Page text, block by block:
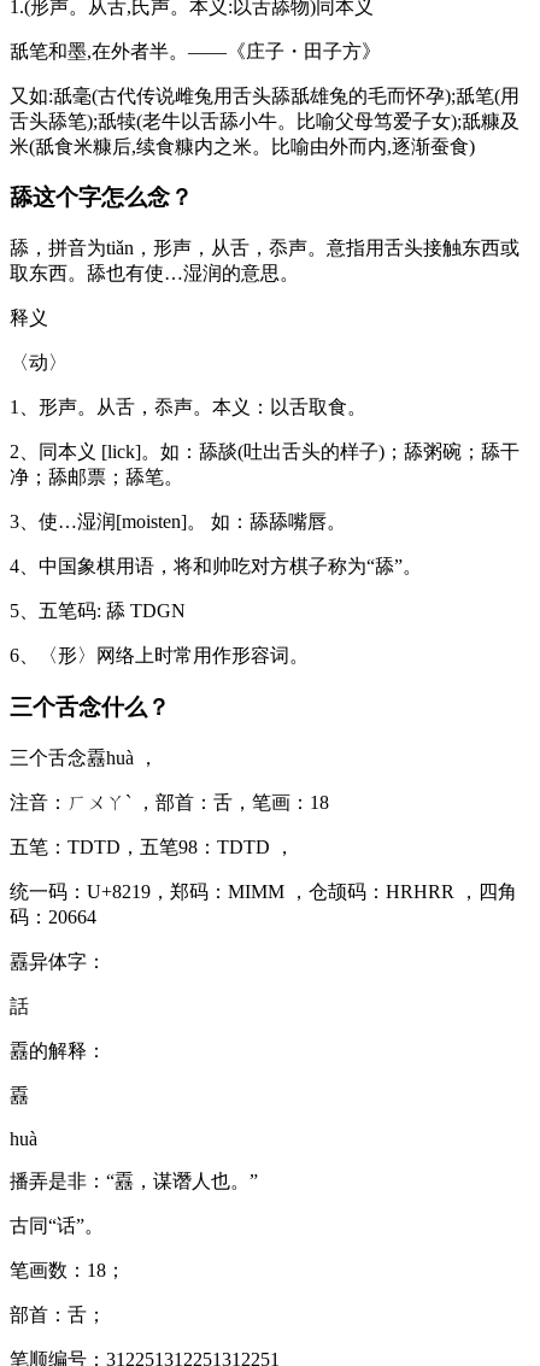
1.(形声。从舌,氏声。本义:以舌舔物)同本义
舐笔和墨,在外者半。――《庄子・田子方》
又如:舐毫(古代传说雌兔用舌头舔舐雄兔的毛而怀孕);舐笔(用
舌头舔笔);舐犊(老牛以舌舔小牛。比喻父母笃爱子女);舐糠及
米(舐食米糠后,续食糠内之米。比喻由外而内,逐渐蚕食)
舔这个字怎么念？
舔，拼音为tiǎn，形声，从舌，忝声。意指用舌头接触东西或
取东西。舔也有使…湿润的意思。
释义
〈动〉
1、形声。从舌，忝声。本义：以舌取食。
2、同本义 [lick]。如：舔舕(吐出舌头的样子)；舔粥碗；舔干
净；舔邮票；舔笔。
3、使…湿润[moisten]。 如：舔舔嘴唇。
4、中国象棋用语，将和帅吃对方棋子称为“舔”。
5、五笔码: 舔 TDGN
6、〈形〉网络上时常用作形容词。
三个舌念什么？
三个舌念舙huà ，
注音：ㄏㄨㄚˋ ，部首：舌，笔画：18
五笔：TDTD，五笔98：TDTD ，
统一码：U+8219，郑码：MIMM ，仓颉码：HRHRR ，四角
码：20664
舙异体字：
話
舙的解释：
舙
huà
播弄是非：“舙，谋谮人也。”
古同“话”。
笔画数：18；
部首：舌；
笔顺编号：312251312251312251